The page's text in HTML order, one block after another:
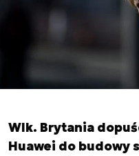
Wlk. Brytania
Huawei do budowy